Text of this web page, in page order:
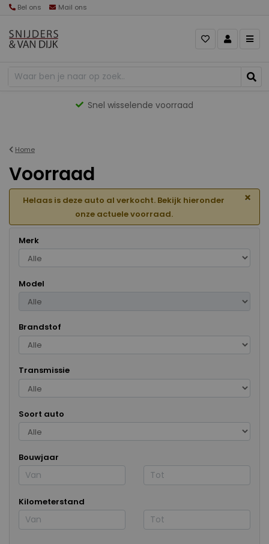
Bel ons Mail ons
Gevarieerd aanbod
Home
Voorraad
Helaas is deze auto al verkocht. Bekijk hieronder
onze actuele voorraad.
×
Merk
Model
Brandstof
Transmissie
Soort auto
Bouwjaar
Kilometerstand